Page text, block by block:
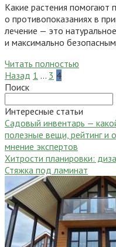
Какие растения помогают
о противопоказаниях в
лечение — это
и максимально
Читать полностью
Пагинация
записей
Назад 1 … 3 4
Поиск
Интересные статьи
Садовый инвентарь —
полезные вещи, рейтинг и
мнение экспертов
Хитрости планировки:
Стяжка под ламинат